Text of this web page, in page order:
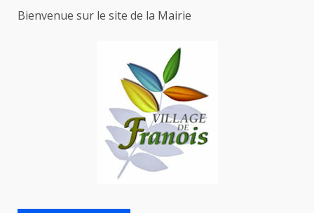
Bienvenue sur le site de la Mairie